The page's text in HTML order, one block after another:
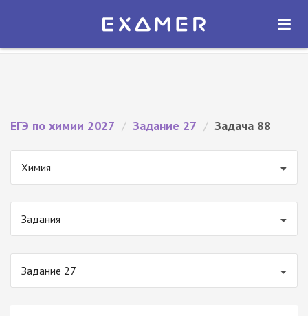
Экзамер — ЕГЭ 2027
ОТКРЫТЬ
ЕГЭ по химии 2027 / Задание 27 / Задача 88
Химия
Задания
Задание 27